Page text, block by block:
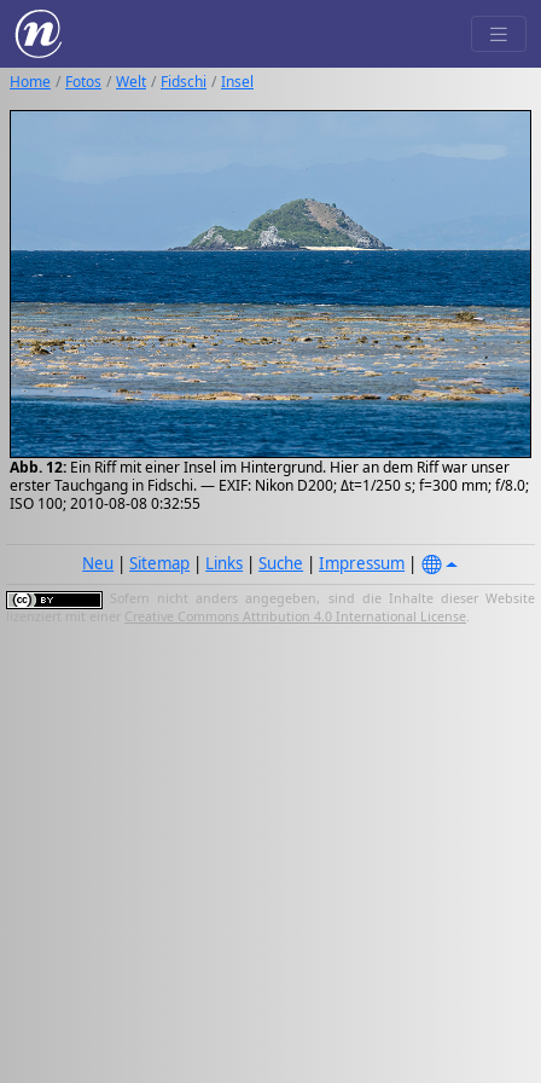
Home Fotos Welt Fidschi Insel
Abb. 12: Ein Riff mit einer Insel im Hintergrund. Hier an dem Riff war unser
erster Tauchgang in Fidschi. — EXIF: Nikon D200; Δt=1/250 s; f=300 mm; f/8.0;
ISO 100; 2010-08-08 0:32:55
Neu |Sitemap | Links |Suche |Impressum |
Sofern nicht anders angegeben, sind die Inhalte dieser Website
lizenziert mit einer Creative Commons Attribution 4.0 International License.